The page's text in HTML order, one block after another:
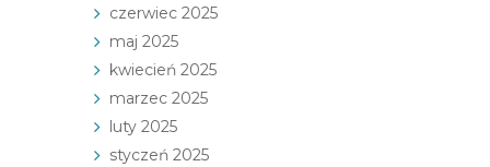
czerwiec 2025
maj 2025
kwiecień 2025
marzec 2025
luty 2025
styczeń 2025